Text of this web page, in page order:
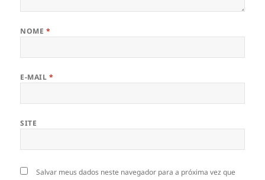
NOME *
E-MAIL *
SITE
Salvar meus dados neste navegador para a próxima vez que